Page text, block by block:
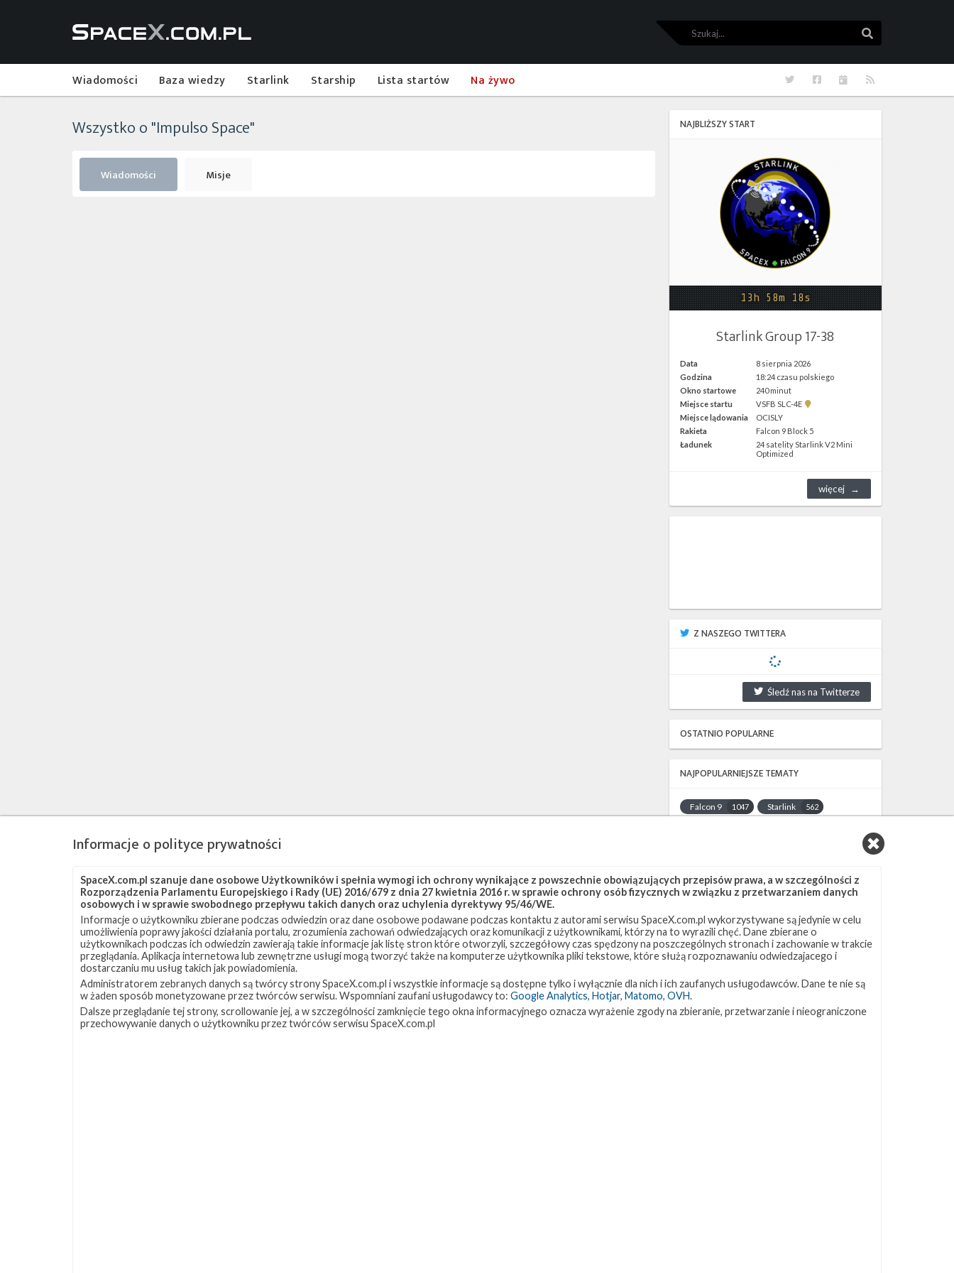
Szukaj
Wiadomości Baza wiedzy Starlink Starship Lista startów Na żywo RSS
Kalendarze
Facebook
Twitter
Wszystko o "Impulso Space"
Wiadomości Misje
NAJBLIŻSZY START
13h 58m 18s
Starlink Group 17-38
Data
8 sierpnia 2026
Godzina
18:24 czasu polskiego
Okno startowe
240 minut
Miejsce startu
VSFB SLC-4E
Pokaż
SLC-
4E w
Google
Miejsce lądowania
OCISLY
Rakieta
Falcon 9 Block 5
Ładunek
24 satelity Starlink V2 Mini
Optimized
więcej
Z NASZEGO TWITTERA
Śledź nas na Twitterze
OSTATNIO POPULARNE
NAJPOPULARNIEJSZE TEMATY
Falcon 9 1047 Starlink 562
JRTI 214 ASOG 182
Starship 107 Landing Zone 1 96
Loty załogowe 95 ISS 93
ZAPRZYJAŹNIONE STRONY
Kosmogadka
Informacje o polityce prywatności
SpaceX.com.pl szanuje dane osobowe Użytkowników i spełnia wymogi ich ochrony wynikające z powszechnie obowiązujących przepisów prawa, a w szczególności z
Rozporządzenia Parlamentu Europejskiego i Rady (UE) 2016/679 z dnia 27 kwietnia 2016 r. w sprawie ochrony osób fizycznych w związku z przetwarzaniem danych
osobowych i w sprawie swobodnego przepływu takich danych oraz uchylenia dyrektywy 95/46/WE.
Informacje o użytkowniku zbierane podczas odwiedzin oraz dane osobowe podawane podczas kontaktu z autorami serwisu SpaceX.com.pl wykorzystywane są jedynie w celu
umożliwienia poprawy jakości działania portalu, zrozumienia zachowań odwiedzających oraz komunikacji z użytkownikami, którzy na to wyrazili chęć. Dane zbierane o
użytkownikach podczas ich odwiedzin zawierają takie informacje jak listę stron które otworzyli, szczegółowy czas spędzony na poszczególnych stronach i zachowanie w trakcie
przeglądania. Aplikacja internetowa lub zewnętrzne usługi mogą tworzyć także na komputerze użytkownika pliki tekstowe, które służą rozpoznawaniu odwiedzajacego i
dostarczaniu mu usług takich jak powiadomienia.
Administratorem zebranych danych są twórcy strony SpaceX.com.pl i wszystkie informacje są dostępne tylko i wyłącznie dla nich i ich zaufanych usługodawców. Dane te nie są
w żaden sposób monetyzowane przez twórców serwisu. Wspomniani zaufani usługodawcy to: Google Analytics, Hotjar, Matomo, OVH.
Dalsze przeglądanie tej strony, scrollowanie jej, a w szczególności zamknięcie tego okna informacyjnego oznacza wyrażenie zgody na zbieranie, przetwarzanie i nieograniczone
przechowywanie danych o użytkowniku przez twórców serwisu SpaceX.com.pl